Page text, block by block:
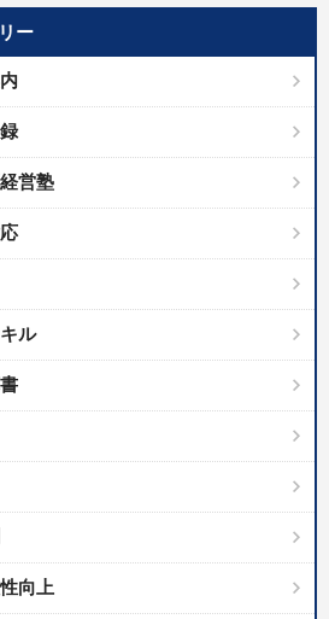
す
外の経営教材（全762タイトル）からお探
経営」＋現場の「儲ける力」をさらに
営実務
実戦法と中小企業のDXと講話ご案内
秀樹の「老いない力」＋健康な社長と
ナー収録講演ＣＤ・講演ＤＶＤ・デジ
ーミング・ダウンロード）
147回春季大会
ー
営塾
ル
向上